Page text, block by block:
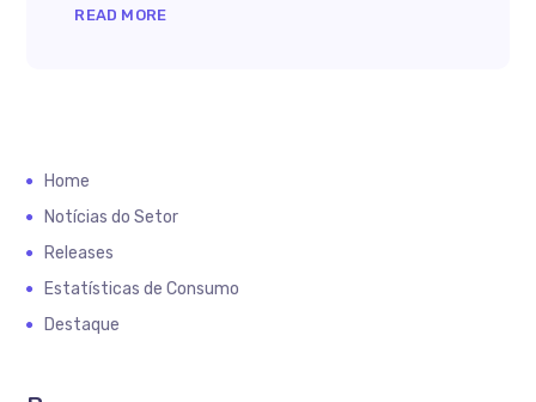
READ MORE
Home
Notícias do Setor
Releases
Estatísticas de Consumo
Destaque